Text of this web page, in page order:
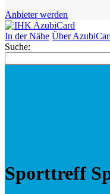
Anbieter werden
In der Nähe Über
Suche:
Sporttreff